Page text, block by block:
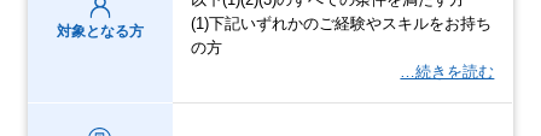
対象となる方
(1)下記いずれかのご経験やスキルをお持ち
の方
…続きを読む